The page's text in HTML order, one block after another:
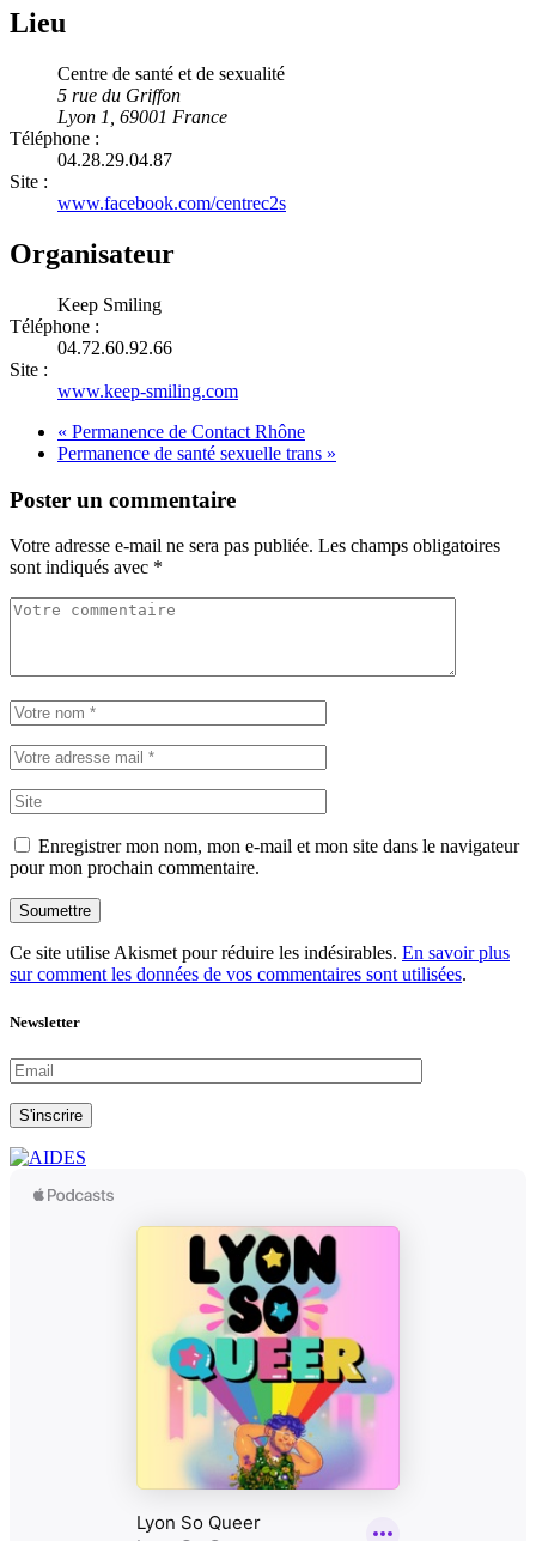
Lieu
Centre de santé et de sexualité
5 rue du Griffon
Lyon 1 69001 France
Téléphone :
04.28.29.04.87
Site :
www.facebook.com/centrec2s
Organisateur
Keep Smiling
Téléphone :
04.72.60.92.66
Site :
www.keep-smiling.com
« Permanence de Contact Rhône
Permanence de santé sexuelle trans »
Poster un commentaire
Votre adresse e-mail ne sera pas publiée. Les champs obligatoires
sont indiqués avec *
Enregistrer mon nom, mon e-mail et mon site dans le navigateur
pour mon prochain commentaire.
Soumettre
Ce site utilise Akismet pour réduire les indésirables. En savoir plus
sur comment les données de vos commentaires sont utilisées.
Newsletter
S'inscrire